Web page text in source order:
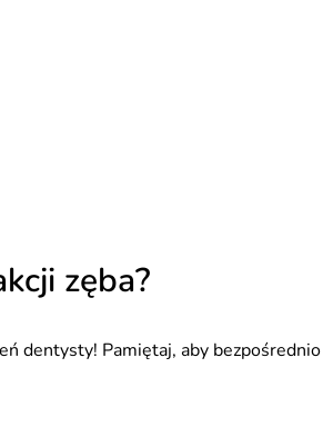
zęba?
dentysty! Pamiętaj, aby bezpośrednio